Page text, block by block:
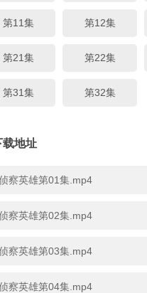
第11集 第12集
第21集 第22集
第31集 第32集
载地址
察英雄第01集.mp4
察英雄第02集.mp4
察英雄第03集.mp4
察英雄第04集.mp4